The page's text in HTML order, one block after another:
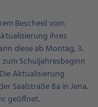
Bescheid vom
ihres
diese ab Montag, 3.
Schuljahresbeginn
Aktualisierung
Saalstraße 8a in Jena.
geöffnet.